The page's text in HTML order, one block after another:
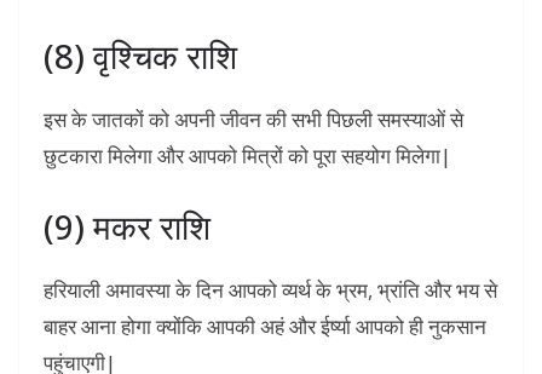
(8) वृश्चिक राशि
इस के जातकों को अपनी जीवन की सभी पिछली समस्याओं से
छुटकारा मिलेगा और आपको मित्रों को पूरा सहयोग मिलेगा|
(9) मकर राशि
हरियाली अमावस्या के दिन आपको व्यर्थ के भ्रम, भ्रांति और भय से
बाहर आना होगा क्योंकि आपकी अहं और ईर्ष्या आपको ही नुकसान
पहुंचाएगी|